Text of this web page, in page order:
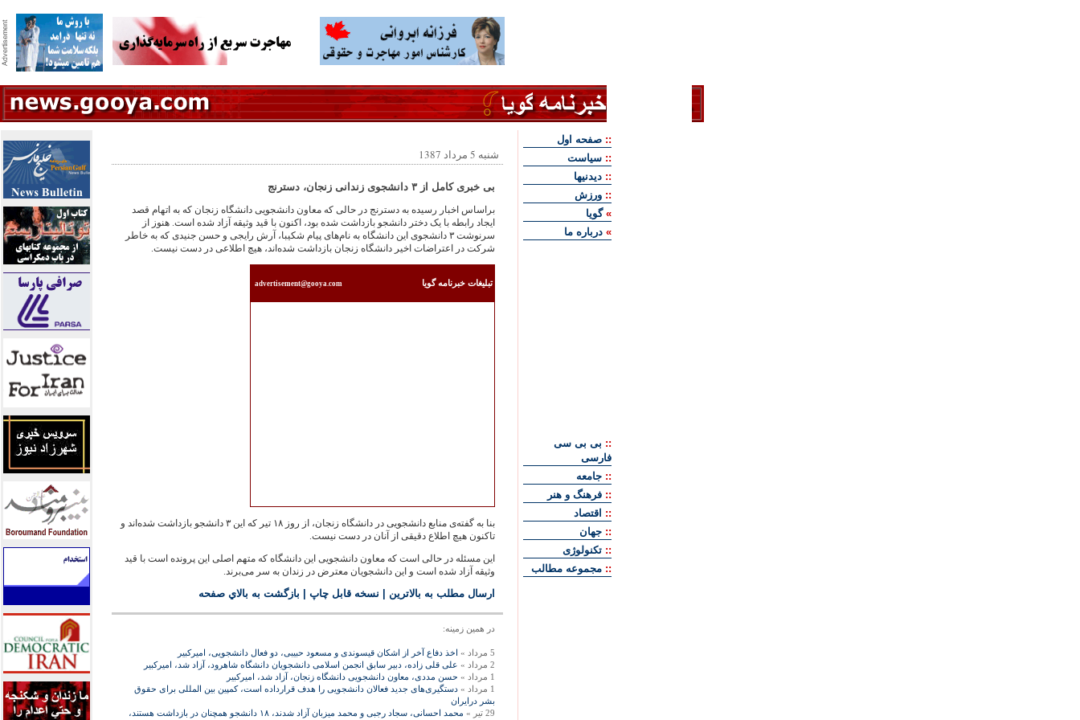
شنبه 5 مرداد 1387
بی خبری کامل از ۳ دانشجوی زندانی زنجان، دسترنج
براساس اخبار رسيده به دسترنج در حالی که معاون دانشجويی دانشگاه زنجان که به اتهام قصد
ايجاد رابطه با يک دختر دانشجو بازداشت شده بود، اکنون با قيد وثيقه آزاد شده است. هنوز از
سرنوشت ۳ دانشجوی اين دانشگاه به نام‌های پيام شکيبا، آرش رايجی و حسن جنيدی که به خاطر
شرکت در اعتراضات اخير دانشگاه زنجان بازداشت شده‌اند، هيچ اطلاعی در دست نيست.
تبليغات خبرنامه گويا advertisement@gooya.com
بنا به گفته‌ی منابع دانشجويی در دانشگاه زنجان، از روز ۱۸ تير که اين ۳ دانشجو بازداشت شده‌اند و
تاکنون هيچ اطلاع دقيقی از آنان در دست نيست.
اين مسئله در حالی است که معاون دانشجويی اين دانشگاه که متهم اصلی اين پرونده است با قيد
وثيقه آزاد شده است و اين دانشجويان معترض در زندان به سر می‌برند.
ارسال مطلب به بالاترین نسخه قابل چاپ بازگشت به بالاي صفحه
در همين زمينه:
5 مرداد »
اخذ دفاع آخر از اشکان قيسوندی و مسعود حبيبی، دو فعال دانشجويی، اميرکبير
2 مرداد »
علی قلی زاده، دبير سابق انجمن اسلامی دانشجويان دانشگاه شاهرود، آزاد شد، اميرکبير
1 مرداد »
حسن مددی، معاون دانشجويی دانشگاه زنجان، آزاد شد، اميرکبير
1 مرداد »
دستگيری‌های جديد فعالان دانشجويی را هدف قرارداده است، کمپين بين المللی برای حقوق
بشر درايران
29 تیر »
محمد احسانی، سجاد رجبی و محمد ميزبان آزاد شدند، ۱۸ دانشجو همچنان در بازداشت هستند،
:: صفحه اول
:: سياست
:: ديدنيها
:: ورزش
»گويا
» درباره ما
:: بی بی سی
فارسی
:: جامعه
:: فرهنگ و هنر
:: اقتصاد
:: جهان
:: تکنولوژی
:: مجموعه مطالب